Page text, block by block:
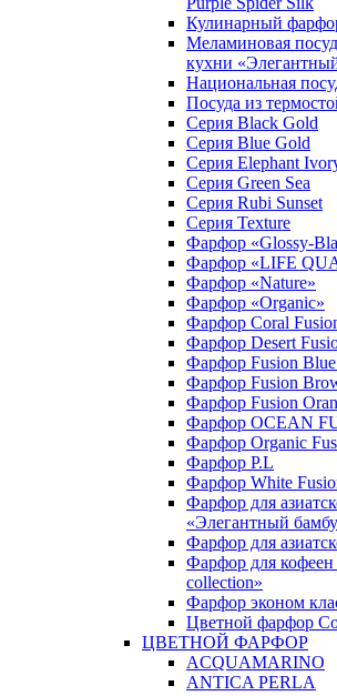
Кулинарный
Меламиновая
кухни
Национальная
Посуда из
Серия Black Gold
Серия Blue Gold
Серия Elephant
Серия Green Sea
Серия Rubi Sunset
Серия Texture
Фарфор «Glossy-
Фарфор «LIFE
Фарфор «Nature»
Фарфор «Organic»
Фарфор Coral
Фарфор Desert
Фарфор Fusion
Фарфор Fusion
Фарфор Fusion
Фарфор OCEAN
Фарфор Organic
Фарфор P.L
Фарфор White
Фарфор для
«Элегантный
Фарфор для
Фарфор для
collection»
Фарфор эконом
Цветной фарфор
ЦВЕТНОЙ ФАРФОР
ACQUAMARINO
ANTICA PERLA